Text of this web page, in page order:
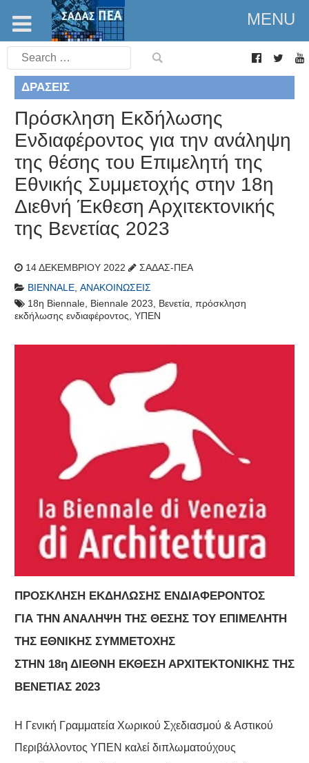
MENU
Search
for:
ΔΡΆΣΕΙΣ
Πρόσκληση Εκδήλωσης
Ενδιαφέροντος για την ανάληψη
της θέσης του Επιμελητή της
Εθνικής Συμμετοχής στην 18η
Διεθνή Έκθεση Αρχιτεκτονικής
της Βενετίας 2023
14 ΔΕΚΕΜΒΡΊΟΥ 2022
ΣΑΔΑΣ-ΠΕΑ
BIENNALE, ΑΝΑΚΟΙΝΏΣΕΙΣ
18η Biennale, Biennale 2023, Βενετία, πρόσκληση
εκδήλωσης ενδιαφέροντος, ΥΠΕΝ
ΠΡΟΣΚΛΗΣΗ ΕΚΔΗΛΩΣΗΣ ΕΝΔΙΑΦΕΡΟΝΤΟΣ
ΓΙΑ ΤΗΝ ΑΝΑΛΗΨΗ ΤΗΣ ΘΕΣΗΣ ΤΟΥ ΕΠΙΜΕΛΗΤΗ
ΤΗΣ ΕΘΝΙΚΗΣ ΣΥΜΜΕΤΟΧΗΣ
ΣΤΗΝ 18η ΔΙΕΘΝΗ ΕΚΘΕΣΗ ΑΡΧΙΤΕΚΤΟΝΙΚΗΣ ΤΗΣ
ΒΕΝΕΤΙΑΣ 2023
H Γενική Γραμματεία Χωρικού Σχεδιασμού & Αστικού
Περιβάλλοντος ΥΠΕΝ καλεί διπλωματούχους